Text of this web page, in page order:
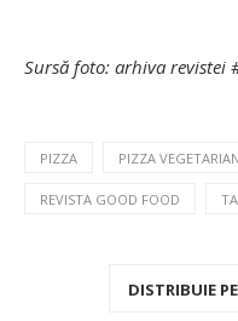
Sursă foto: arhiva revistei
PIZZA PIZZA
REVISTA GOOD FOOD
DISTRIBUIE PE